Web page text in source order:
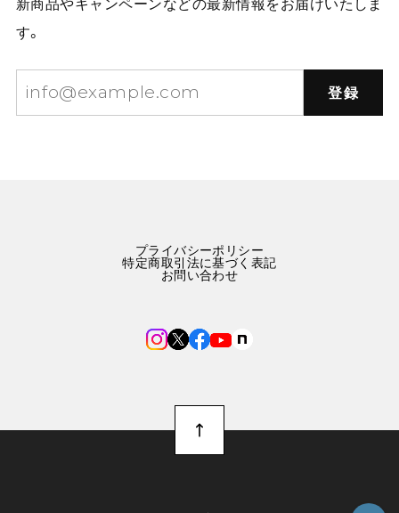
す。
登録
プライバシーポリシー
特定商取引法に基づく表記
お問い合わせ